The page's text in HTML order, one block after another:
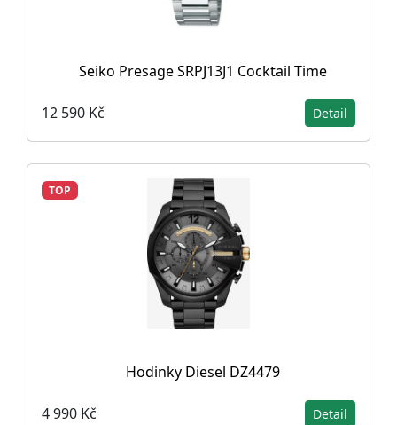
Seiko Presage SRPJ13J1 Cocktail Time
12 590 Kč Detail
TOP
Hodinky Diesel DZ4479
4 990 Kč Detail